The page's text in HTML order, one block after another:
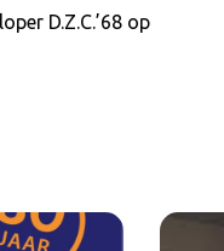
D.Z.C.’68 op